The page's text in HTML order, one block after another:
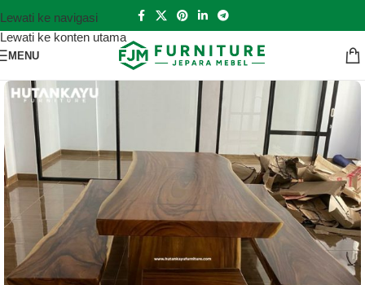
Lewati ke navigasi
Lewati ke konten utama
MENU